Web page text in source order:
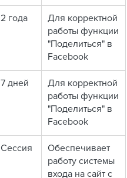
2 года
Для корректной
работы функции
"Поделиться" в
Facebook
7 дней
Для корректной
работы функции
"Поделиться" в
Facebook
Сессия
Обеспечивает
работу системы
входа на сайт с